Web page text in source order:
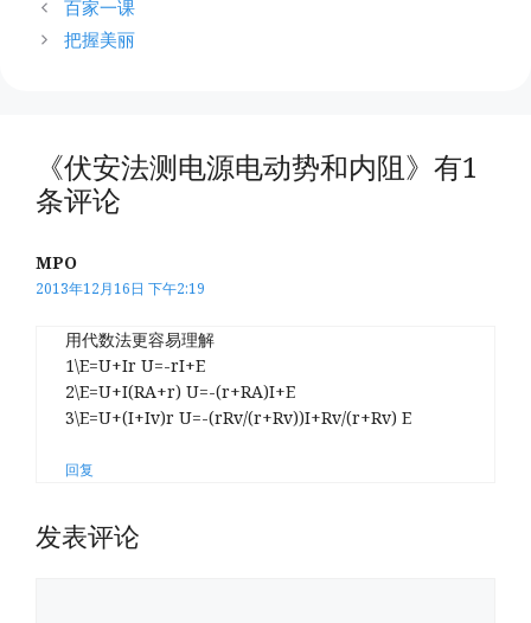
百家一课
把握美丽
《伏安法测电源电动势和内阻》有1
条评论
MPO
2013年12月16日 下午2:19
用代数法更容易理解
1\E=U+Ir U=-rI+E
2\E=U+I(RA+r) U=-(r+RA)I+E
3\E=U+(I+Iv)r U=-(rRv/(r+Rv))I+Rv/(r+Rv) E
回复
发表评论